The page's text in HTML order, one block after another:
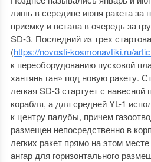
лишь в середине июня ракета за
приемку и встала в очередь за
SD-3. Последний из трех
(https://novosti-kosmonavtiki.ru/
к переоборудованию пусковой
хантянь ган» под новую ракету.
легкая SD-3 стартует с
корабля, а для средней YL-1
к центру палубы, причем
размещен непосредственно в
легких ракет прямо на этом
ангар для горизонтального